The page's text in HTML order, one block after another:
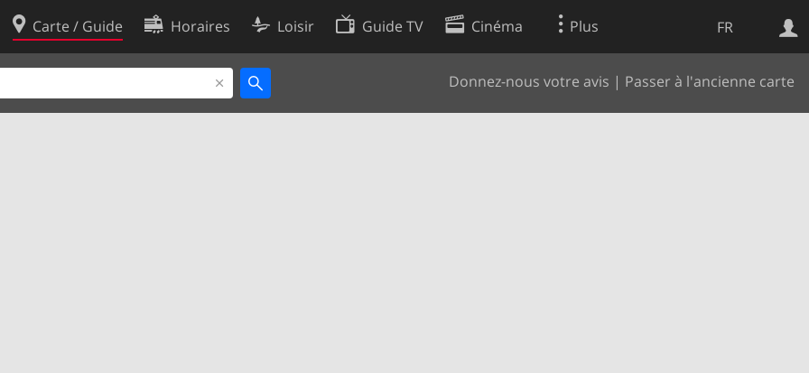
FR
Carte / Guide Horaires Loisir Guide TV Cinéma Plus
Donnez-nous votre avis | Passer à l'ancienne carte
Web
Politique en matière de cookies
Préférences de cookies